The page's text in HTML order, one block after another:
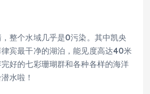
整个水域几乎是0污染。其中凯央
宾最干净的湖泊，能见度高达40米
好的七彩珊瑚群和各种各样的海洋
水啦！